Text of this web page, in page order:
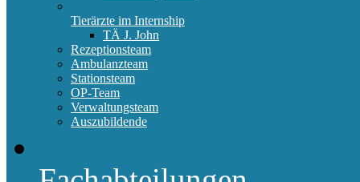
Tierärzte im Internship
TÄ J. John
Rezeptionsteam
Ambulanzteam
Stationsteam
OP-Team
Verwaltungsteam
Auszubildende